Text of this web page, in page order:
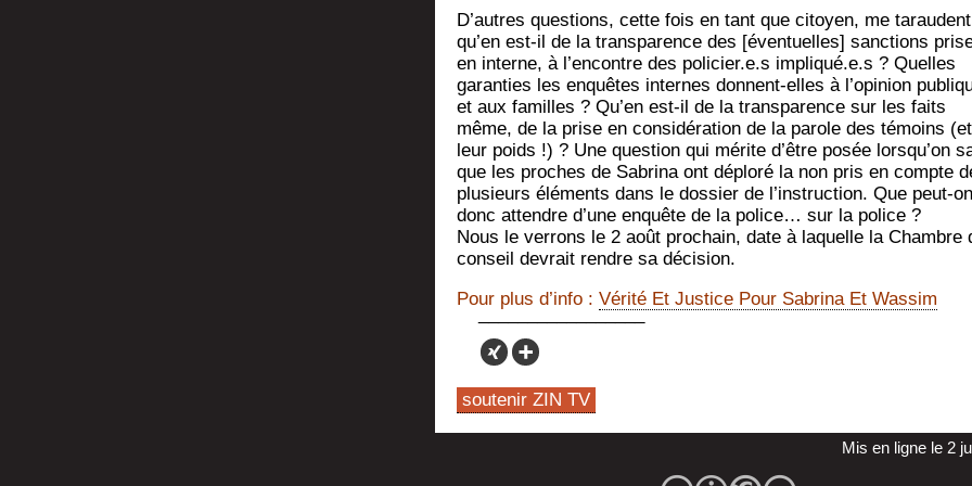
D’autres ques­tions, cette fois en tant que citoyen, me
qu’en est-il de la trans­pa­rence des [éven­tuelles] sanc­tions
en interne, à l’encontre des policier.e.s impliqué.e.s ? Quelles
garan­ties les enquêtes internes donnent-elles à l’opinion
et aux familles ? Qu’en est-il de la trans­pa­rence sur les faits
même, de la prise en consi­dé­ra­tion de la parole des témoins
leur poids !) ? Une ques­tion qui mérite d’être posée lors­qu’on
que les proches de Sabri­na ont déplo­ré la non pris en compte
plu­sieurs élé­ments dans le dos­sier de l’instruction. Que peut-on
donc attendre d’une enquête de la police… sur la police ?
Nous le ver­rons le 2 août pro­chain, date à laquelle la Chambre
conseil devrait rendre sa décision.
Pour plus d’in­fo : Véri­té Et Jus­tice Pour Sabri­na Et Wassim
soutenir ZIN TV
Mis en ligne le 2